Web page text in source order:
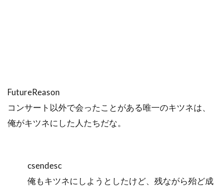
FutureReason
コンサート以外で会ったことがある唯一のキツネは、
俺がキツネにした人たちだな。
csendesc
俺もキツネにしようとしたけど、残ながら殆ど成